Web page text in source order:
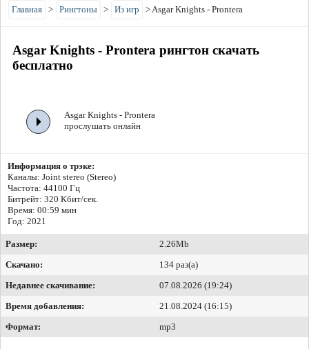
Главная > Рингтоны > Из игр >Asgar Knights - Prontera
Asgar Knights - Prontera рингтон скачать
бесплатно
Asgar Knights - Prontera
прослушать онлайн
Информация о трэке:
Каналы: Joint stereo (Stereo)
Частота: 44100 Гц
Битрейт: 320 Кбит/сек.
Время: 00:59 мин
Год: 2021
Размер:
2.26Mb
Скачано:
134 раз(а)
Недавнее скачивание:
07.08.2026 (19:24)
Время добавления:
21.08.2024 (16:15)
Формат:
mp3